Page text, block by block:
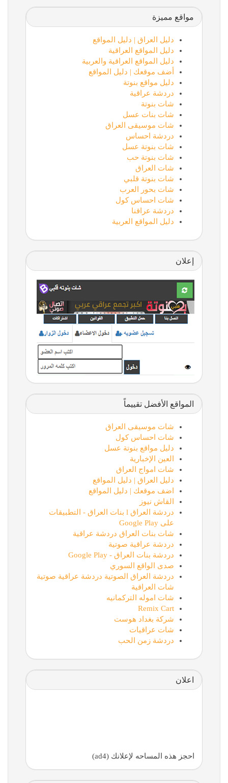
مواقع مميزة
دليل العراق | دليل المواقع
دليل المواقع العراقية
دليل المواقع العراقية والعربية
أضف موقعك | دليل المواقع
دليل مواقع بنوتة
دردشة عراقية
شات بنوتة
شات بنات عسل
شات موسيقى العراق
دردشة احساس
شات بنوتة عسل
شات بنوتة حب
شات العراق
شات بنوتة قلبي
شات بحور العرب
شات احساس كول
دردشة عراقنا
دليل المواقع العربية
إعلان
المواقع الأفضل تقييماً
شات موسيقى العراق
شات احساس كول
دليل مواقع بنوتة عسل
العين الإخبارية
شات امواج العراق
دليل العراق | دليل المواقع
اضف موقعك | دليل المواقع
القاش نيوز
دردشة العراق l بنات العراق - التطبيقات
على Google Play
شات بنات العراق دردشة عراقية
دردشة عراقية صوتية
دردشة بنات العراق - Google Play
صدى الواقع السوري
دردشة العراق الصوتية دردشة عراقية صوتية
شات العراقية
شات اموله التركمانيه
Remix Cart
شركة بغداد هوست
شات عراقيات
دردشة زمن الحب
اعلان
احجز هذه المساحه لإعلانك (ad4)